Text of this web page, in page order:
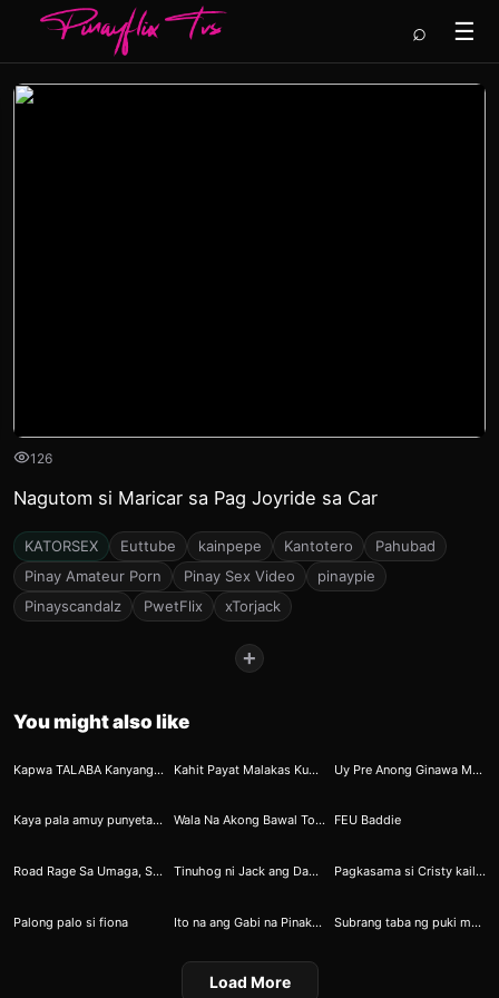
☰
⌕
126
Nagutom si Maricar sa Pag Joyride sa Car
KATORSEX Euttube kainpepe Kantotero
Pahubad
Pinay Amateur Porn
Pinay Sex Video
pinaypie
Pinayscandalz
PwetFlix xTorjack
+
You might also like
10
Kapwa TALABA Kanyang Tinabla Kahit Payat Malakas Kumarat Uy Pre Anong Ginawa Mo sa Kipay ng Misis Ko
25
Kaya pala amuy punyeta ang unan ni Krista
33
Wala Na Akong Bawal Torjackin Niyo Ako Hanggang Mag-umiyak
35
FEU Baddie
37
Road Rage Sa Umaga, Sweet Message Sa Gabi At Malakas Na Kantot Pagdating Ng Madaling Araw
45
Tinuhog ni Jack ang Dapat Tuhogin
60
Pagkasama si Cristy kailangan parating matigas ang titi
65
Palong palo si fiona
73
Ito na ang Gabi na Pinakahihintay ni Tommy
81
Subrang taba ng puki mo norren
Load More